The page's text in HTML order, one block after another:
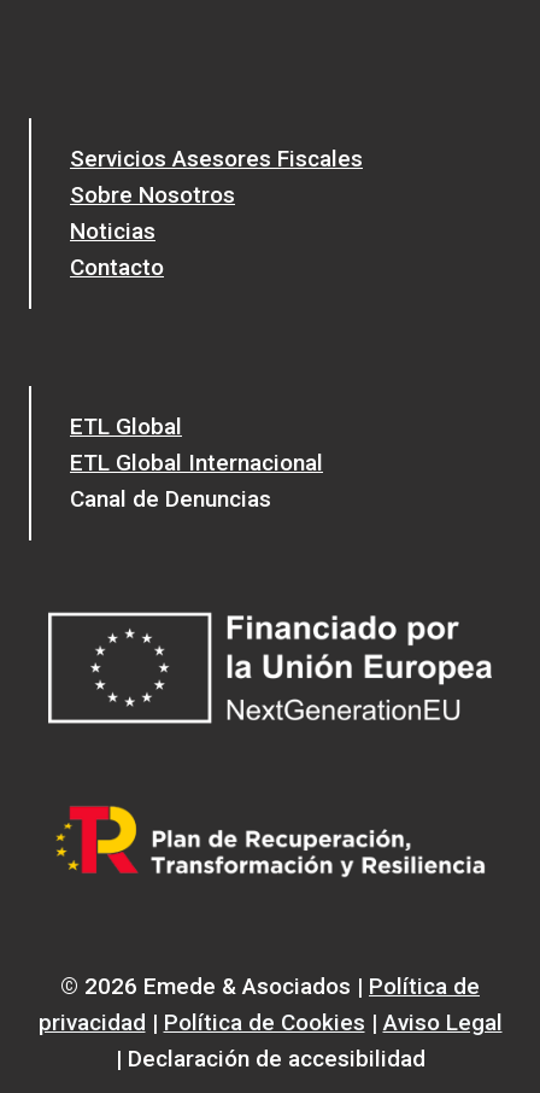
Servicios Asesores Fiscales
Sobre Nosotros
Noticias
Contacto
ETL Global
ETL Global Internacional
Canal de Denuncias
© 2026 Emede & Asociados | Política de
privacidad | Política de Cookies |Aviso Legal
| Declaración de accesibilidad